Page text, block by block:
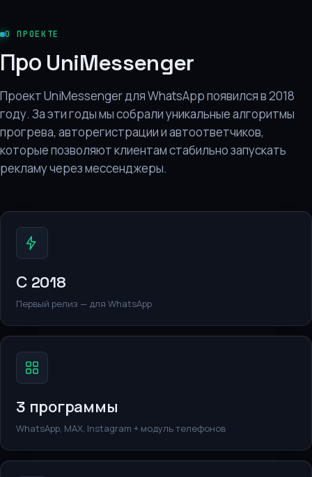
О ПРОЕКТЕ
Про UniMessenger
Проект UniMessenger для WhatsApp появился в 2018
году. За эти годы мы собрали уникальные алгоритмы
прогрева, авторегистрации и автоответчиков,
которые позволяют клиентам стабильно запускать
рекламу через мессенджеры.
С 2018
Первый релиз — для WhatsApp
3 программы
WhatsApp, MAX, Instagram + модуль телефонов